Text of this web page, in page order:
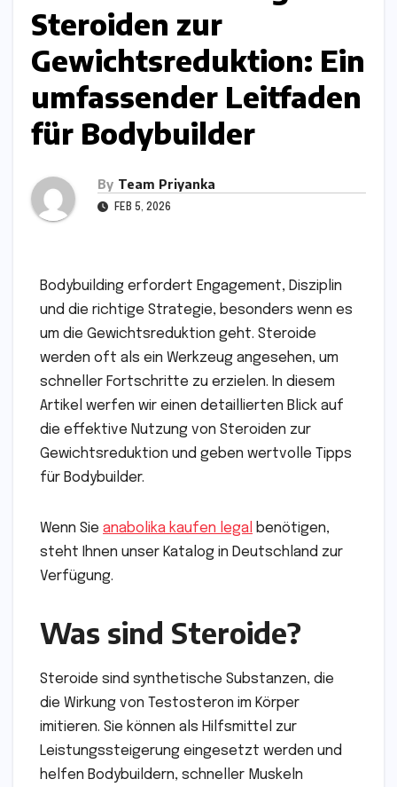
Steroiden zur
Gewichtsreduktion: Ein
umfassender Leitfaden
für Bodybuilder
By Team Priyanka
FEB 5, 2026
Bodybuilding erfordert Engagement, Disziplin
und die richtige Strategie, besonders wenn es
um die Gewichtsreduktion geht. Steroide
werden oft als ein Werkzeug angesehen, um
schneller Fortschritte zu erzielen. In diesem
Artikel werfen wir einen detaillierten Blick auf
die effektive Nutzung von Steroiden zur
Gewichtsreduktion und geben wertvolle Tipps
für Bodybuilder.
Wenn Sie anabolika kaufen legal benötigen,
steht Ihnen unser Katalog in Deutschland zur
Verfügung.
Was sind Steroide?
Steroide sind synthetische Substanzen, die
die Wirkung von Testosteron im Körper
imitieren. Sie können als Hilfsmittel zur
Leistungssteigerung eingesetzt werden und
helfen Bodybuildern, schneller Muskeln